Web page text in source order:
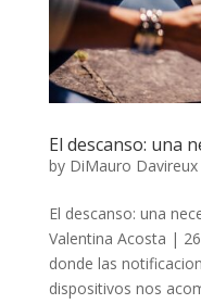
El descanso: una
by DiMauro Davireux
El descanso: una
Valentina Acosta |
donde las
dispositivos nos